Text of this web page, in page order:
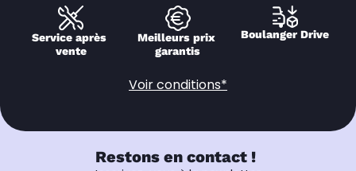
Service après
vente
Meilleurs prix
garantis
Boulanger Drive
Voir conditions*
Restons en contact !